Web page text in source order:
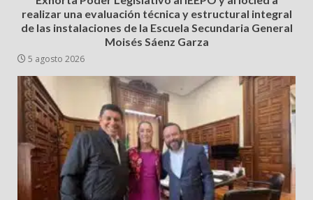
realizar una evaluación técnica y estructural integral
de las instalaciones de la Escuela Secundaria General
Moisés Sáenz Garza
5 agosto 2026